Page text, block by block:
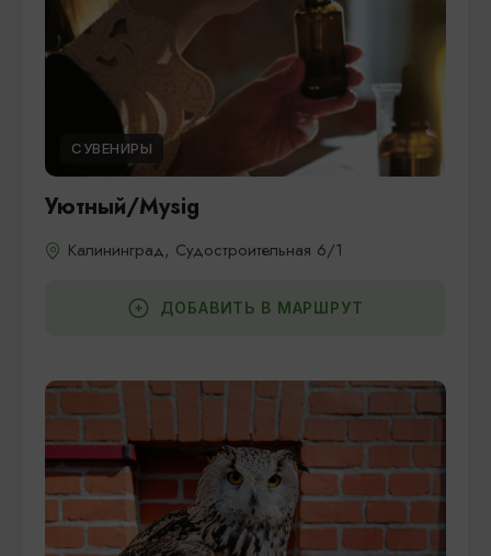
СУВЕНИРЫ
Уютный/Mysig
Калининград, Судостроительная 6/1
ДОБАВИТЬ В МАРШРУТ